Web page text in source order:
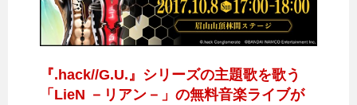
『.hack//G.U.』シリーズの主題歌を歌う
「LieN －リアン－」の無料音楽ライブが